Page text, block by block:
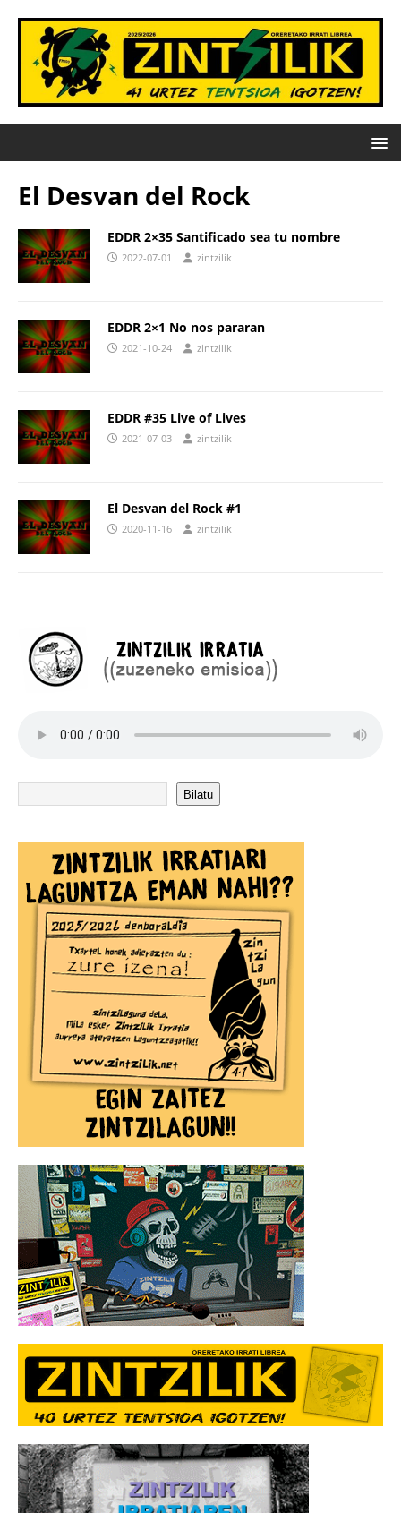
El Desvan del Rock
EDDR 2×35 Santificado sea tu nombre
2022-07-01 zintzilik
EDDR 2×1 No nos pararan
2021-10-24 zintzilik
EDDR #35 Live of Lives
2021-07-03 zintzilik
El Desvan del Rock #1
2020-11-16 zintzilik
Bilatu